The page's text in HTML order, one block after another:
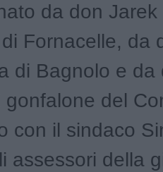
da don Jarek
Fornacelle, da
di Bagnolo e da
gonfalone del
con il sindaco
assessori della